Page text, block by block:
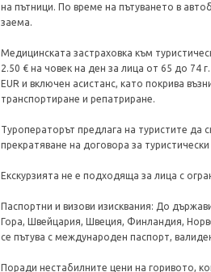
на пътници. По време на пътуването в
заема.
Медицинската застраховка към
2.50 € на човек на ден за лица от 65 до 74
ЕUR и включен асистанс, като покрива
транспортиране и репатриране.
Туроператорът предлага на туристите да
прекратяване на договора за
Екскурзията не е подходяща за лица с
Паспортни и визови изисквания: До
Гора, Швейцария, Швеция, Финландия,
се пътува с международен паспорт,
Поради нестабилните цени на горивото,